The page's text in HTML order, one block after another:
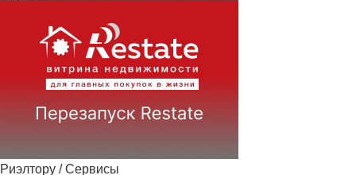
Риэлтору / Сервисы